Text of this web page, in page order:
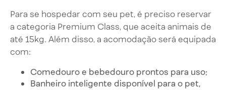
Para se hospedar com seu pet, é preciso reservar
a categoria Premium Class, que aceita animais de
até 15kg. Além disso, a acomodação será equipada
com:
Comedouro e bebedouro prontos para uso;
Banheiro inteligente disponível para o pet,